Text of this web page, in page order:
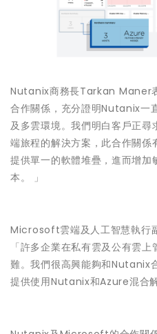
Nutanix商務長Tarkan Maner
合作關係，充分證明Nutanix一
及多雲環境。我們明白客戶正
端旅程的解決方案，此合作關
提供單一的軟體堆疊，進而增
本。 」
Microsoft雲端及人工智慧執行
「許多企業在私有雲及公有雲
難。我們很高興能夠和Nutanix
提供使用Nutanix和Azure混合